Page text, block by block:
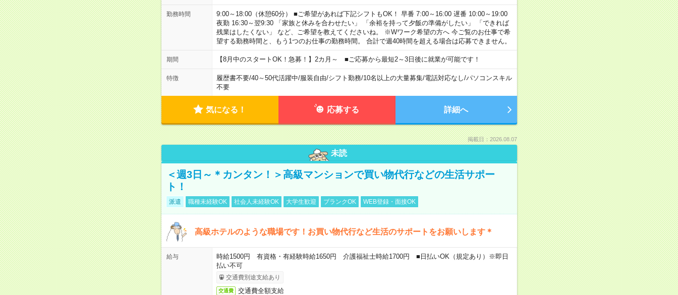
勤務時間
9:00～18:00（休憩60分） ■ご希望があれば下記シフトもOK！ 早番 7:00～16:00 遅番 10:00～19:00
夜勤 16:30～翌9:30 「家族と休みを合わせたい」 「余裕を持って夕飯の準備がしたい」 「できれば
残業はしたくない」 など、ご希望を教えてくださいね。 ※Wワーク希望の方へ 今ご覧のお仕事で希
望する勤務時間と、もう1つのお仕事の勤務時間。 合計で週40時間を超える場合は応募できません。
期間 【8月中のスタートOK！急募！】2カ月～ ■ご応募から最短2～3日後に就業が可能です！
特徴 履歴書不要/40～50代活躍中/服装自由/シフト勤務/10名以上の大量募集/電話対応なし/パソコンスキル
不要
気になる！ 応募する 詳細へ
掲載日：2026.08.07
未読
＜週3日～＊カンタン！＞高級マンションで買い物代行などの生活サポー
ト！
派遣 職種未経験OK 社会人未経験OK 大学生歓迎 ブランクOK WEB登録・面接OK
高級ホテルのような職場です！お買い物代行など生活のサポートをお願いします＊
給与
時給1500円 有資格・有経験時給1650円 介護福祉士時給1700円 ■日払いOK（規定あり）※即日
払い不可
交通費別途支給あり
交通費 交通費全額支給